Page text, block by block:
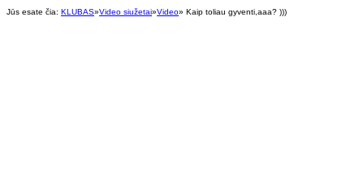
Jūs esate čia: KLUBAS»Video siužetai»Video» Kaip toliau gyventi,aaa? )))